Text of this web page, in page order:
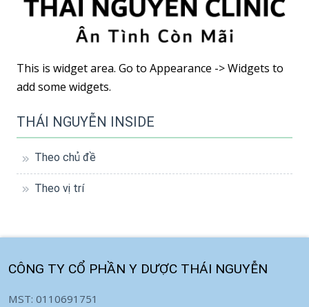
This is widget area. Go to Appearance -> Widgets to
add some widgets.
THÁI NGUYỄN INSIDE
Theo chủ đề
Theo vị trí
CÔNG TY CỔ PHẦN Y DƯỢC THÁI NGUYỄN
MST: 0110691751